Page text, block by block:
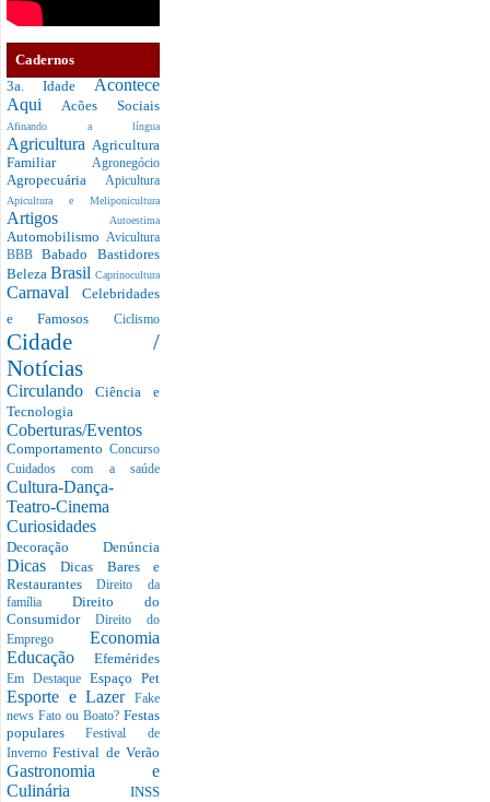
Cadernos
3a. Idade Acontece
Aqui Acões Sociais
Afinando a língua
Agricultura Agricultura
Familiar Agronegócio
Agropecuária Apicultura
Apicultura e Meliponicultura
Artigos Autoestima
Automobilismo Avicultura
BBBBabado Bastidores
Beleza Brasil Caprinocultura
Carnaval Celebridades
e Famosos Ciclismo
Cidade /
Notícias
CirculandoCiência e
Tecnologia
Coberturas/Eventos
Comportamento Concurso
Cuidados com a saúde
Cultura-Dança-
Teatro-Cinema
Curiosidades
Decoração Denúncia
DicasDicas Bares e
RestaurantesDireito da
família Direito do
Consumidor Direito do
Emprego Economia
Educação Efemérides
Em Destaque Espaço Pet
Esporte e Lazer
Fake
news Fato ou Boato? Festas
popularesFestival de
InvernoFestival de Verão
Gastronomia e
Culinária INSS